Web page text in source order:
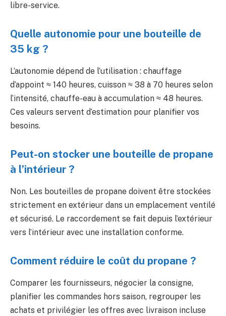
libre-service.
Quelle autonomie pour une bouteille de
35 kg ?
L’autonomie dépend de l’utilisation : chauffage
d’appoint ≈ 140 heures, cuisson ≈ 38 à 70 heures selon
l’intensité, chauffe-eau à accumulation ≈ 48 heures.
Ces valeurs servent d’estimation pour planifier vos
besoins.
Peut-on stocker une bouteille de propane
à l’intérieur ?
Non. Les bouteilles de propane doivent être stockées
strictement en extérieur dans un emplacement ventilé
et sécurisé. Le raccordement se fait depuis l’extérieur
vers l’intérieur avec une installation conforme.
Comment réduire le coût du propane ?
Comparer les fournisseurs, négocier la consigne,
planifier les commandes hors saison, regrouper les
achats et privilégier les offres avec livraison incluse